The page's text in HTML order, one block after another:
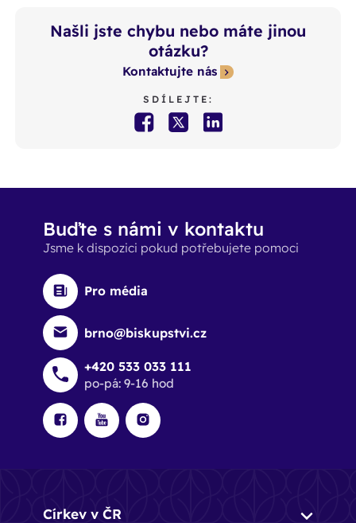
Našli jste chybu nebo máte jinou
otázku?
Kontaktujte nás
SDÍLEJTE:
Buďte s námi v kontaktu
Jsme k dispozici pokud potřebujete pomoci
Pro média
brno@biskupstvi.cz
+420 533 033 111
po-pá: 9-16 hod
Církev v ČR